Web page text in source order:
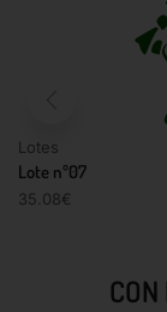
Lotes
Lote nº07
35.08€